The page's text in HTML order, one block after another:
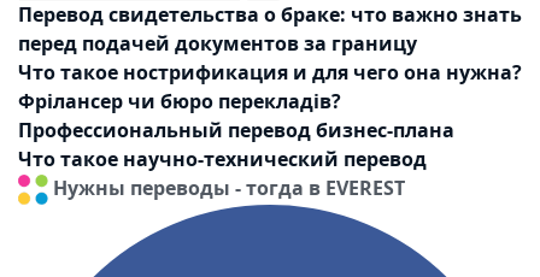
Перевод свидетельства о браке: что важно знать
перед подачей документов за границу
Что такое нострификация и для чего она нужна?
Фрілансер чи бюро перекладів?
Профессиональный перевод бизнес-плана
Что такое научно-технический перевод
Нужны переводы - тогда в EVEREST